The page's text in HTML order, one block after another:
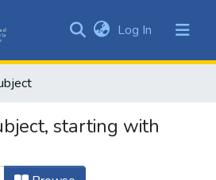
&
All of DSpace
Log In (current)
starting with